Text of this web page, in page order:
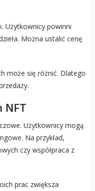
Użytkownicy powinni
Można ustalić cenę
może się różnić. Dlatego
NFT
Użytkownicy mogą
Na przykład,
czy współpraca z
prac zwiększa